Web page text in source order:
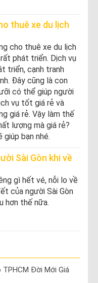
thuê xe du lịch
cho thuê xe du lịch
phát triển. Dịch vụ
triển, cạnh tranh
Đây cũng là con
có thể giúp người
vụ tốt giá rẻ và
giá rẻ. Vậy làm thế
lượng mà giá rẻ?
giúp bạn nhé.
Sài Gòn khi về
gì hết vé, nỗi lo về
của người Sài Gòn
hơn thế nữa.
TPHCM Đời Mới Giá